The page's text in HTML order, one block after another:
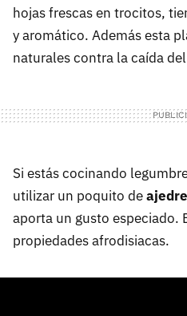
hojas frescas en trocitos,
y aromático. Además esta
naturales contra la caída
Si estás cocinando
utilizar un poquito de
aporta un gusto especiado.
propiedades afrodisiacas.